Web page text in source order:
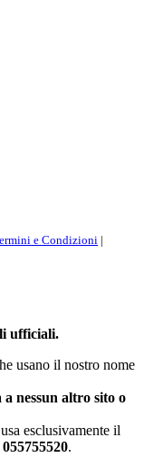
e Condizioni |
ufficiali.
usano il nostro nome
nessun altro sito o
esclusivamente il
055755520.